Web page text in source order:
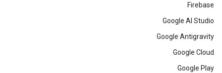
Firebase
Google AI Studio
Google Antigravity
Google Cloud
Google Play